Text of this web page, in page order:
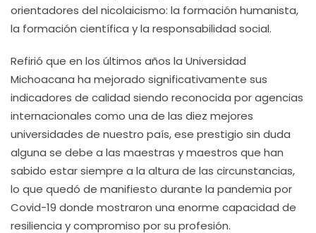
orientadores del nicolaicismo: la formación humanista,
la formación científica y la responsabilidad social.
Refirió que en los últimos años la Universidad
Michoacana ha mejorado significativamente sus
indicadores de calidad siendo reconocida por agencias
internacionales como una de las diez mejores
universidades de nuestro país, ese prestigio sin duda
alguna se debe a las maestras y maestros que han
sabido estar siempre a la altura de las circunstancias,
lo que quedó de manifiesto durante la pandemia por
Covid-19 donde mostraron una enorme capacidad de
resiliencia y compromiso por su profesión.